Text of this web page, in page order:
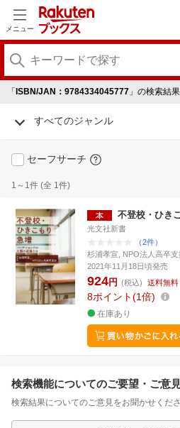
メニュー
「 ISBN/JAN：9784334045777 」の検索結果
すべてのジャンル
セーフサーチ
1～1件 (全 1件)
不登校・ひき
光文社新書
（2件）
杉浦孝宣, NPO法人高卒支
2021年11月18日頃発売
924円 (税込) 送料無料
8ポイント 1倍
在庫あり
検索機能についてのご要望・ご意
検索結果についてのご意見をお聞かせくださ